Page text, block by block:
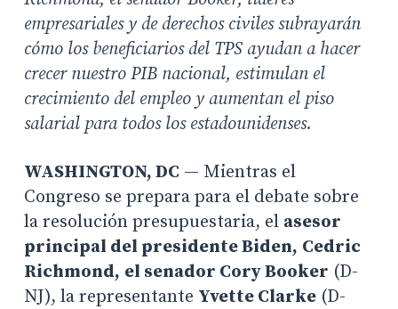
empresariales y de derechos civiles subrayarán
cómo los beneficiarios del TPS ayudan a hacer
crecer nuestro PIB nacional, estimulan el
crecimiento del empleo y aumentan el piso
salarial para todos los estadounidenses.
WASHINGTON, DC — Mientras el
Congreso se prepara para el debate sobre
la resolución presupuestaria, el asesor
principal del presidente Biden, Cedric
Richmond, el senador Cory Booker (D-
NJ), la representante Yvette Clarke(D-